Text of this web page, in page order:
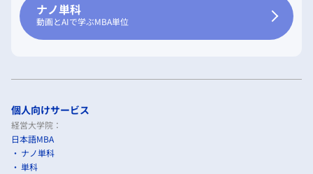
ナノ単科
動画とAIで学ぶMBA単位
個人向けサービス
経営大学院：
日本語MBA
ナノ単科
単科